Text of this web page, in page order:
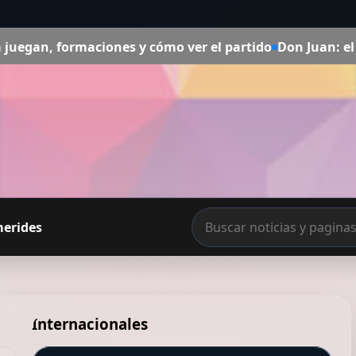
cómo ver el partido Don Juan: el hombre que corrió
Internacionales